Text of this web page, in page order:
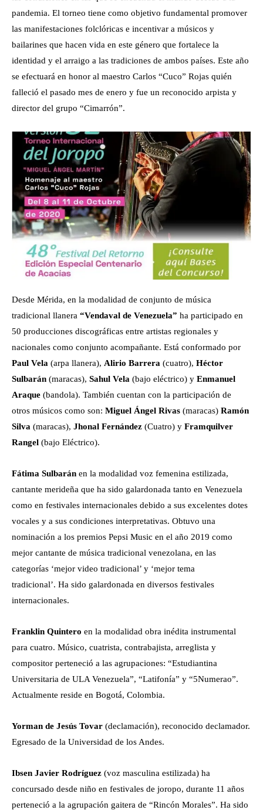
pandemia. El torneo tiene como objetivo fundamental promover
las manifestaciones folclóricas e incentivar a músicos y
bailarines que hacen vida en este género que fortalece la
identidad y el arraigo a las tradiciones de ambos países. Este año
se efectuará en honor al maestro Carlos “Cuco” Rojas quién
falleció el pasado mes de enero y fue un reconocido arpista y
director del grupo “Cimarrón”.
Desde Mérida, en la modalidad de conjunto de música
tradicional llanera “Vendaval de Venezuela” ha participado en
50 producciones discográficas entre artistas regionales y
nacionales como conjunto acompañante. Está conformado por
Paul Vela (arpa llanera), Alirio Barrera (cuatro), Héctor
Sulbarán (maracas), Sahul Vela (bajo eléctrico) y Enmanuel
Araque (bandola). También cuentan con la participación de
otros músicos como son: Miguel Ángel Rivas (maracas) Ramón
Silva (maracas), Jhonal Fernández (Cuatro) y Framquilver
Rangel (bajo Eléctrico).
Fátima Sulbarán en la modalidad voz femenina estilizada,
cantante merideña que ha sido galardonada tanto en Venezuela
como en festivales internacionales debido a sus excelentes dotes
vocales y a sus condiciones interpretativas. Obtuvo una
nominación a los premios Pepsi Music en el año 2019 como
mejor cantante de música tradicional venezolana, en las
categorías ‘mejor video tradicional’ y ‘mejor tema
tradicional’. Ha sido galardonada en diversos festivales
internacionales.
Franklin Quintero en la modalidad obra inédita instrumental
para cuatro. Músico, cuatrista, contrabajista, arreglista y
compositor perteneció a las agrupaciones: “Estudiantina
Universitaria de ULA Venezuela”, “Latifonía” y “5Numerao”.
Actualmente reside en Bogotá, Colombia.
Yorman de Jesús Tovar (declamación), reconocido declamador.
Egresado de la Universidad de los Andes.
Ibsen Javier Rodríguez (voz masculina estilizada) ha
concursado desde niño en festivales de joropo, durante 11 años
perteneció a la agrupación gaitera de “Rincón Morales”. Ha sido